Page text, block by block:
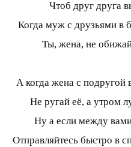
Чтоб друг друга
Когда муж с друзьями в
Ты, жена, не
А когда жена с подругой
Не ругай её, а утром
Ну а если между
Отправляйтесь быстро в